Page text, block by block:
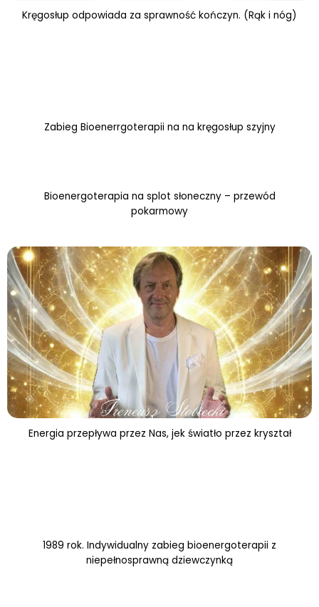
Kręgosłup odpowiada za sprawność kończyn. (Rąk i nóg)
Zabieg Bioenerrgoterapii na na kręgosłup szyjny
Bioenergoterapia na splot słoneczny – przewód
pokarmowy
Energia przepływa przez Nas, jek światło przez kryształ
1989 rok. Indywidualny zabieg bioenergoterapii z
niepełnosprawną dziewczynką